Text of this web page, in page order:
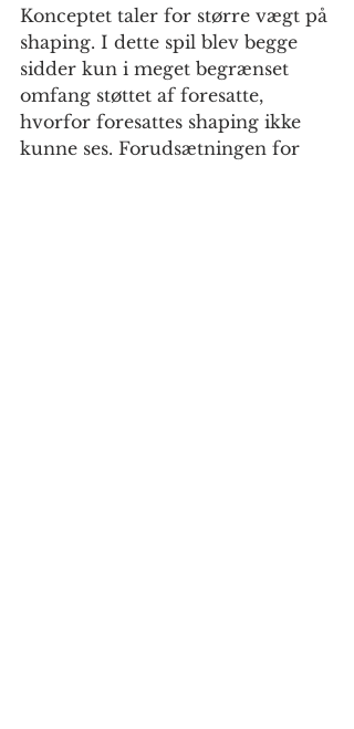
Konceptet taler for større vægt på
shaping. I dette spil blev begge
sidder kun i meget begrænset
omfang støttet af foresatte,
hvorfor foresattes shaping ikke
kunne ses. Forudsætningen for